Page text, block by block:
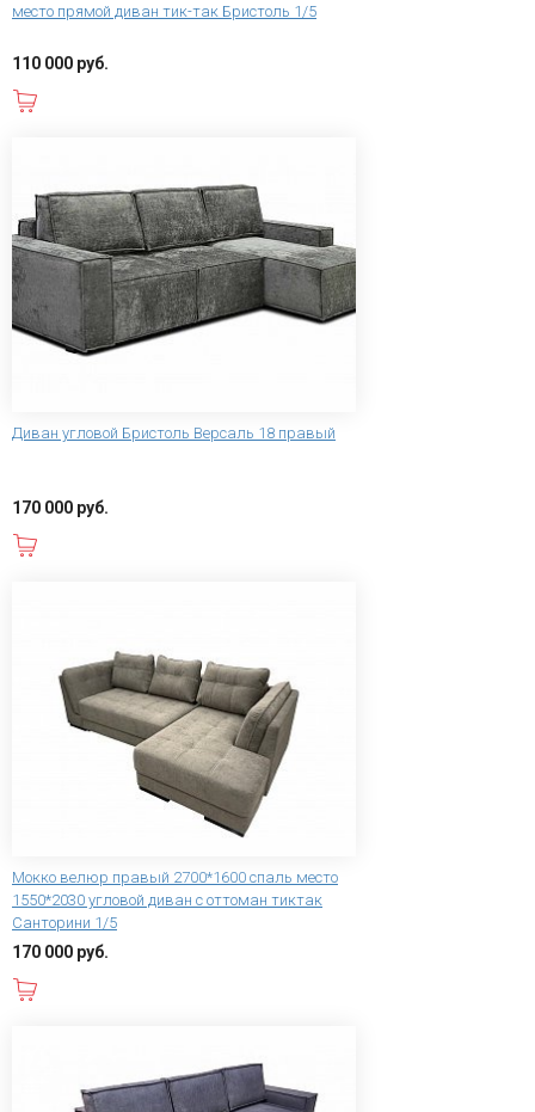
место прямой диван тик-так Бристоль 1/5
110 000 руб.
Диван угловой Бристоль Версаль 18 правый
170 000 руб.
Мокко велюр правый 2700*1600 спаль место
1550*2030 угловой диван с оттоман тиктак
Санторини 1/5
170 000 руб.